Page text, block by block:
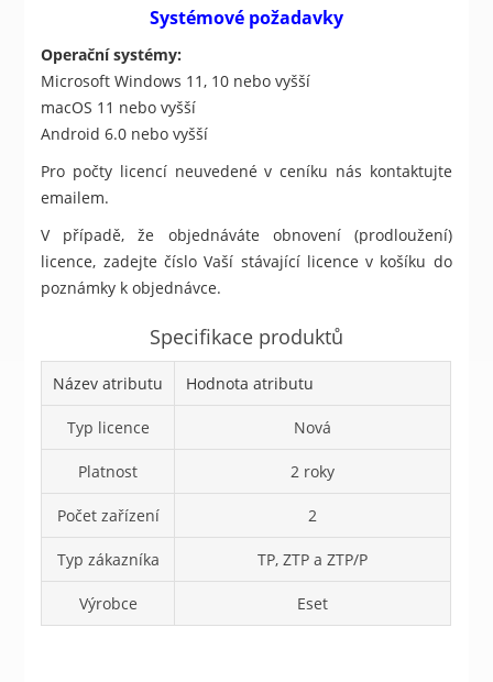
Systémové požadavky
Operační systémy:
Microsoft Windows 11, 10 nebo vyšší
macOS 11 nebo vyšší
Android 6.0 nebo vyšší
Pro počty licencí neuvedené v ceníku nás kontaktujte
emailem.
V případě, že objednáváte obnovení (prodloužení)
licence, zadejte číslo Vaší stávající licence v košíku do
poznámky k objednávce.
Specifikace produktů
Název atributu Hodnota atributu
Typ licence Nová
Platnost 2 roky
Počet zařízení 2
Typ zákazníka TP, ZTP a ZTP/P
Výrobce Eset